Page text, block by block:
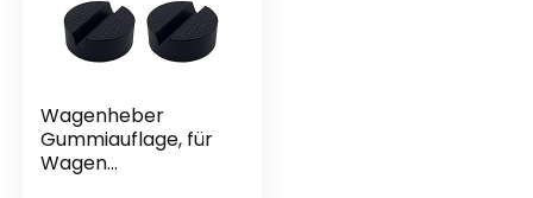
Wagenheber
Gummiauflage, für
Wagen